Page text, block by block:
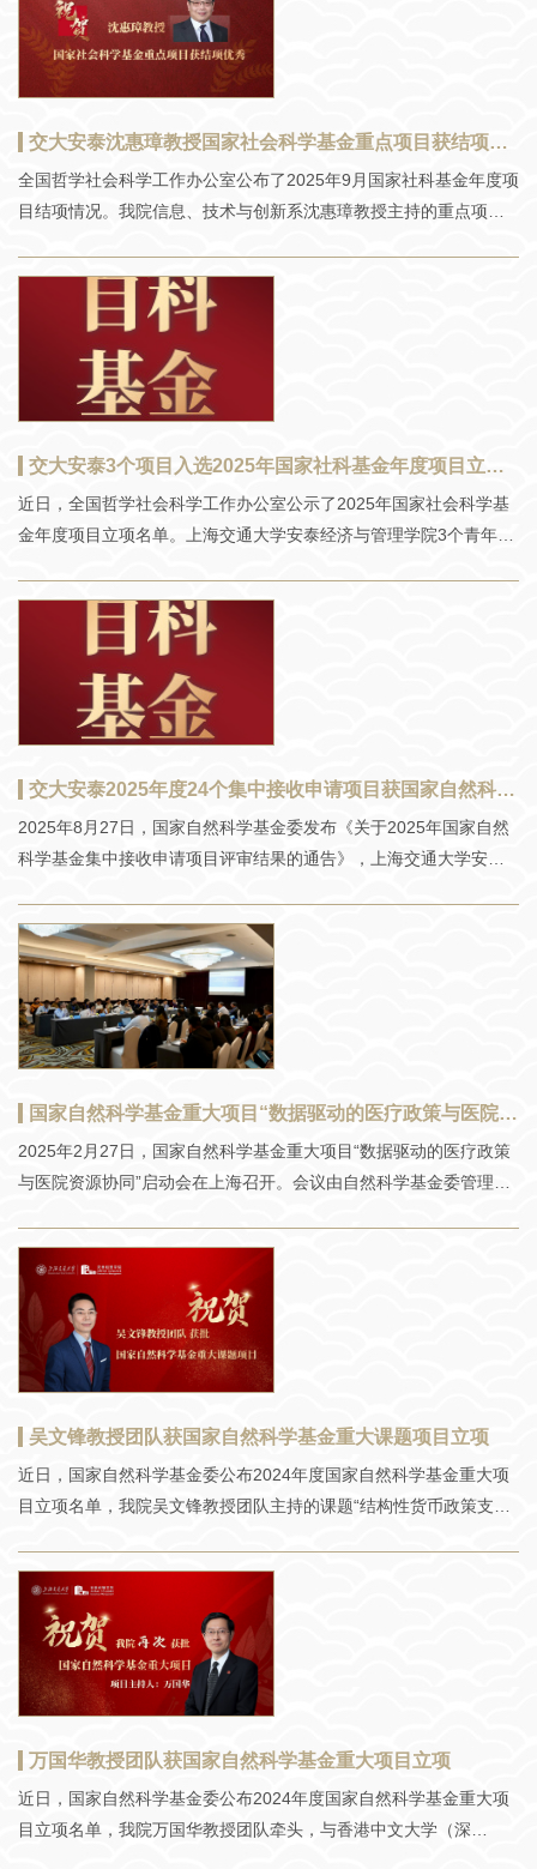
海财经大学、上海交通大学、西安交通大学、东北大学承担。项目
面向“双循环”新发展格局下的国家重大战略需求，针对制造业从单一
向集群循环转型过程中在循环韧性、循环质量和循环效能方面面临
约制造业高质量循环的管理瓶颈，着力解决制造循环高端制造防
卡、循环畅通防堵等问题，实现主循环与微循环的高质、高效管
理，推动我国制造业集群循环的高质量发展。 国家自然科学基金委
顾锋作开场致辞。 吴刚围绕重大项目实施提出了多项重要建议：第
交大安泰沈惠璋教授国家社会科学基金重点项目获结项优秀
全国哲学社会科学工作办公室公布了2025年9月国家社科基金年度项
目结项情况。我院信息、技术与创新系沈惠璋教授主持的重点项目
20AZD059）获结项优秀。
交大安泰3个项目入选2025年国家社科基金年度项目立项公示名单
近日，全国哲学社会科学工作办公室公示了2025年国家社会科学基
金年度项目立项名单。上海交通大学安泰经济与管理学院3个青年项
交大安泰2025年度24个集中接收申请项目获国家自然科学基金立项资助
2025年8月27日，国家自然科学基金委发布《关于2025年国家自然
科学基金集中接收申请项目评审结果的通告》，上海交通大学安泰
国家自然科学基金重大项目“数据驱动的医疗政策与医院资源协同”启动会在上海召开
2025年2月27日，国家自然科学基金重大项目“数据驱动的医疗政策
与医院资源协同”启动会在上海召开。会议由自然科学基金委管理科
刘作仪、上海交通大学校务委员会专职副主任顾锋出席会议并致
辞。 刘作仪副主任介绍了重大项目的管理要求，强调重大项目
面向国家重大战略需求，研究团队应注重从复杂医疗场景中凝练科
学问题，深入探索医疗资源配置中“数据赋能”与“政策协同”的理论突
破点，形成系统性成果，解决“健康中国2030”战略中分级诊疗体系
海交通大学万国华教授汇报了项目整体研究目标、案例场景调研和
课题联合攻关等内容，香港中文大学（深圳）查宏远教授、同济大
学童春阳教授、浙江大学华中生教授、清华大学李京山教授、上海
路线与创新等内容进行了汇报。 指导专家组认真听取了项目组
的汇报，针对科学问题凝练、研究成果聚焦、课题之间联动等方面
的问题与项目组展开了深入讨论，并对项目后续工作开展提出了意
见和建议。 “数据驱动的医疗政策与医院资源协同”重
吴文锋教授团队获国家自然科学基金重大课题项目立项
近日，国家自然科学基金委公布2024年度国家自然科学基金重大项
目立项名单，我院吴文锋教授团队主持的课题“结构性货币政策支持
项。这一课题项目是国家自然科学基金重大项目“科技金融的基础理
论与实证”的课题之一，该重大项目由南开大学陈雨露教授团队牵
头，联合南京大学、清华大学、上海交通大学、中国人民大学（以
子课题为序）共同申报。项目聚焦金融服务科技创新的国家重大战
略需求，以科技金融的基础理论与实证为突破口，旨在探索中国情
研究路径。国家自然科学基金重大项目旨在面向科学前沿和国家经
济、社会、科技发展及国家安全的重大需求中的重大科学问题，超
前部署，开展多学科交叉研究和综合性研究，充分发挥支撑与引领
万国华教授团队获国家自然科学基金重大项目立项
近日，国家自然科学基金委公布2024年度国家自然科学基金重大项
目立项名单，我院万国华教授团队牵头，与香港中文大学（深